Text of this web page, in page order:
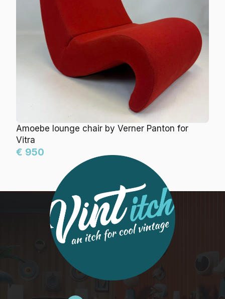
Amoebe lounge chair by Verner Panton for Vitra